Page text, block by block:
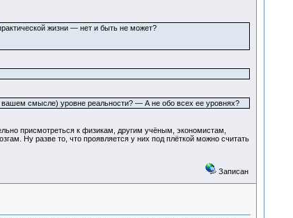
жизни — нет и быть не может?
смысле) уровне реальности? — А не обо всех ее уровнях?
присмотреться к физикам, другим учёным, экономистам,
Ну разве то, что проявляется у них под плёткой можно считать
Записан